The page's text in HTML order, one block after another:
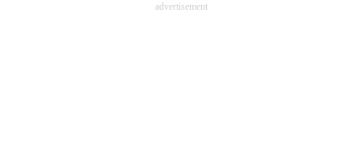
advertisement